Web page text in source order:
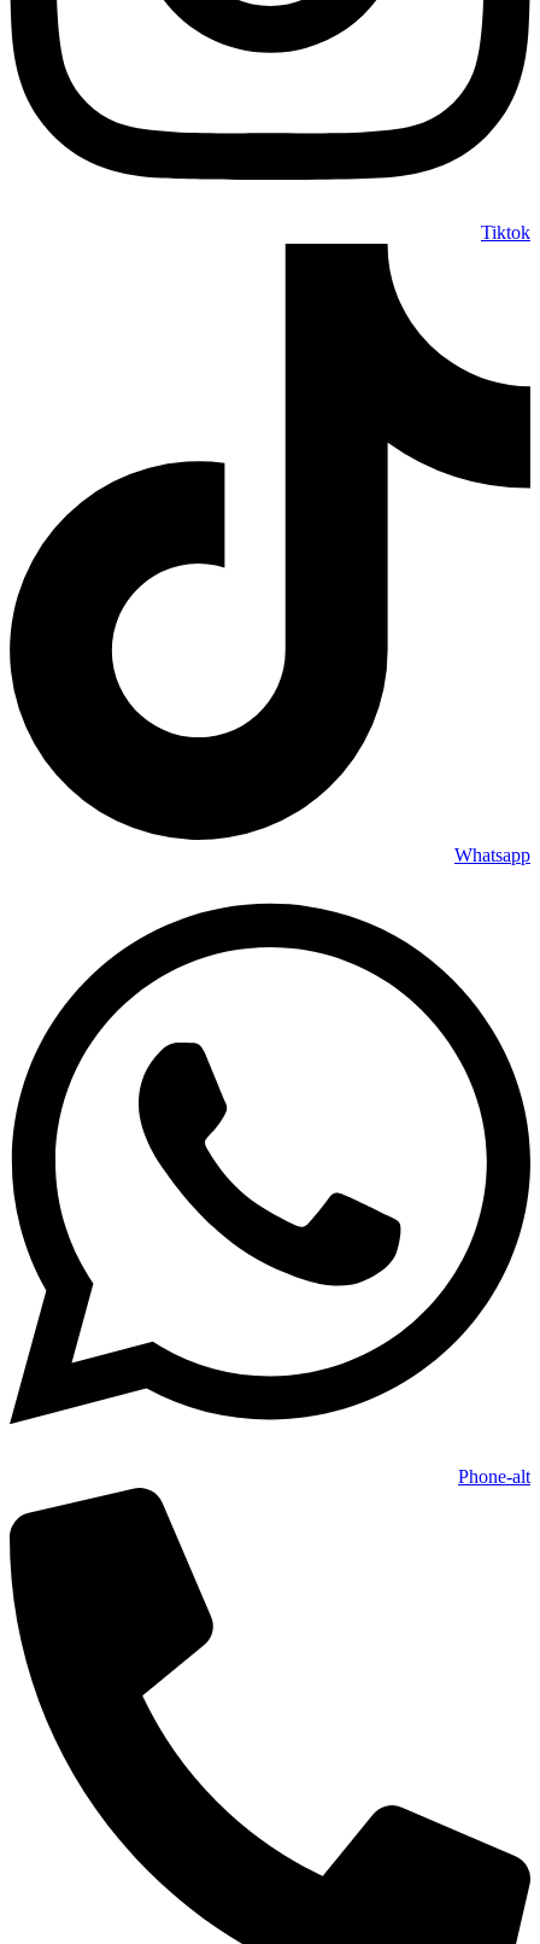
Tiktok
Whatsapp
Phone-alt